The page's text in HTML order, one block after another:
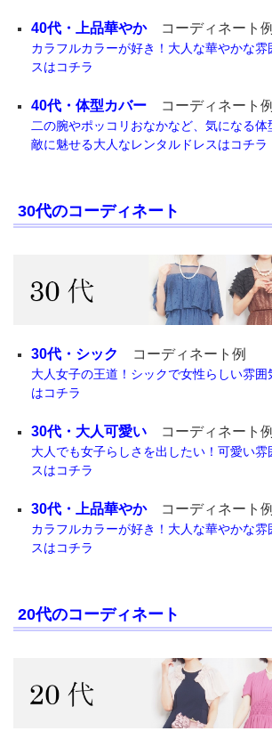
40代・上品華やか コーディネート例
カラフルカラーが好き！大人な華やかな雰
スはコチラ
40代・体型カバー コーディネート例
二の腕やポッコリおなかなど、気になる
敵に魅せる大人なレンタルドレスはコチラ
30代のコーディネート
30代・シック コーディネート例
大人女子の王道！シックで女性らしい雰囲
はコチラ
30代・大人可愛い コーディネート例
大人でも女子らしさを出したい！可愛い雰
スはコチラ
30代・上品華やか コーディネート例
カラフルカラーが好き！大人な華やかな雰
スはコチラ
20代のコーディネート